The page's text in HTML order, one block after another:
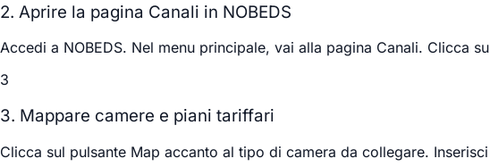
2. Aprire la pagina Canali in NOBEDS
Accedi a NOBEDS. Nel menu principale, vai alla pagina Canali. Clicca
3
3. Mappare camere e piani tariffari
Clicca sul pulsante Map accanto al tipo di camera da collegare.